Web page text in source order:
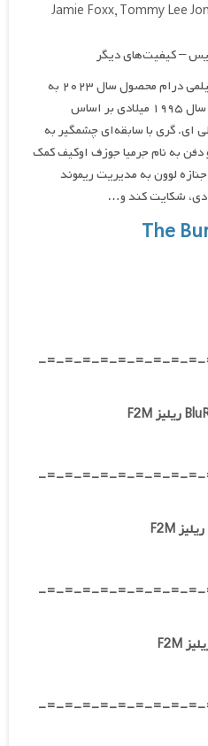
– کیفیت‌های دیگر
خاکسپاری ، نام فیلمی درام محصول سال ۲۰۲۳ به
کارگردانی مگی بتس می‌باشد.در سال ۱۹۹۵ میلادی بر اساس
ای. گری با سابقه‌ای چشمگیر به
به نام جرمیا جوزف اوکیف کمک
لوون به مدیریت ریموند
شکایت کند و…
-=-=-=-=-=-=-=-=-
-=-=-=-=-=-=-=-=-
-=-=-=-=-=-=-=-=-
-=-=-=-=-=-=-=-=-